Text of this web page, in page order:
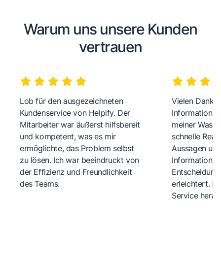
Warum uns unsere Kunden
vertrauen
Lob für den ausgezeichneten
Kundenservice von Helpify. Der
Mitarbeiter war äußerst hilfsbereit
und kompetent, was es mir
ermöglichte, das Problem selbst
zu lösen. Ich war beeindruckt von
der Effizienz und Freundlichkeit
des Teams.
Vielen Dank
meiner
schnelle
Aussagen
erleichtert.
Service